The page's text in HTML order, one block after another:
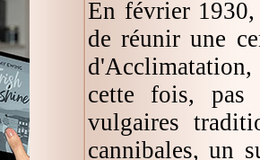
En février 1930,
de réunir une
cette fois, pas
vulgaires
cannibales, un